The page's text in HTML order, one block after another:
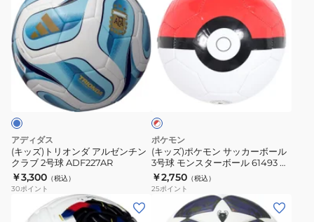
ADFM120
ダ
決
勝
球
レ
カ
ミ
ニ
モ
デ
ル
ワ
ッ
プ
2026
ト
リ
ズ)
ト
リ
オ
ン
ア
ル
ゼ
ン
チ
アディダス
(キッズ)トリオンダ アルゼンチン
クラブ 2号球 ADF227AR
￥3,300 （税込）
30ポイント
ズ)
ポ
ケ
ッ
カ
ー
ボ
ー
レ
ッ
ド
×
ワ
イ
ト
ポケモン
(キッズ)ポケモン サッカーボール
3号球 モンスターボール 61493 ポ
ケモン モンスターボール3ゴウ
￥2,750 （税込）
25ポイント